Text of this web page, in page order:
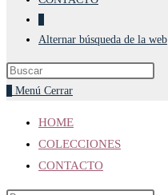
Alternar búsqueda de la web
Menú Cerrar
HOME
COLECCIONES
CONTACTO